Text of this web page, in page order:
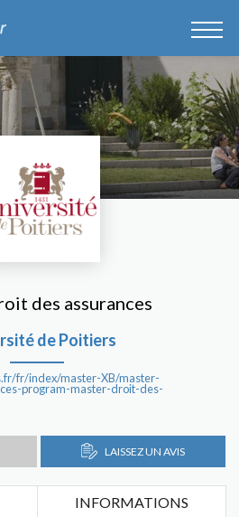
des assurances
de Poitiers
fr/index/master-XB/master-
program-master-droit-des-
LAISSEZ UN AVIS
INFORMATIONS